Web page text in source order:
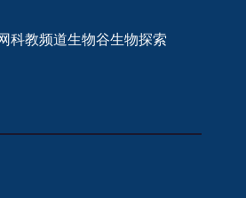
科教频道生物谷生物探索